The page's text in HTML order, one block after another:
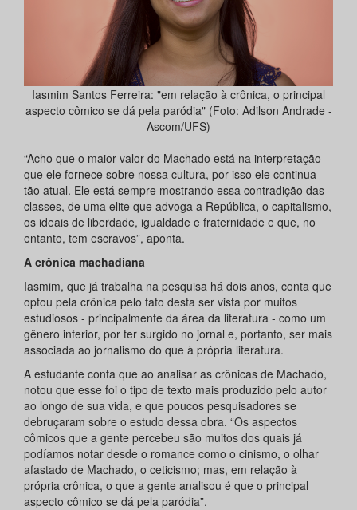
Iasmim Santos Ferreira: "em relação à crônica, o principal
aspecto cômico se dá pela paródia" (Foto: Adilson Andrade -
Ascom/UFS)
“Acho que o maior valor do Machado está na interpretação
que ele fornece sobre nossa cultura, por isso ele continua
tão atual. Ele está sempre mostrando essa contradição das
classes, de uma elite que advoga a República, o capitalismo,
os ideais de liberdade, igualdade e fraternidade e que, no
entanto, tem escravos”, aponta.
A crônica machadiana
Iasmim, que já trabalha na pesquisa há dois anos, conta que
optou pela crônica pelo fato desta ser vista por muitos
estudiosos - principalmente da área da literatura - como um
gênero inferior, por ter surgido no jornal e, portanto, ser mais
associada ao jornalismo do que à própria literatura.
A estudante conta que ao analisar as crônicas de Machado,
notou que esse foi o tipo de texto mais produzido pelo autor
ao longo de sua vida, e que poucos pesquisadores se
debruçaram sobre o estudo dessa obra. “Os aspectos
cômicos que a gente percebeu são muitos dos quais já
podíamos notar desde o romance como o cinismo, o olhar
afastado de Machado, o ceticismo; mas, em relação à
própria crônica, o que a gente analisou é que o principal
aspecto cômico se dá pela paródia”.